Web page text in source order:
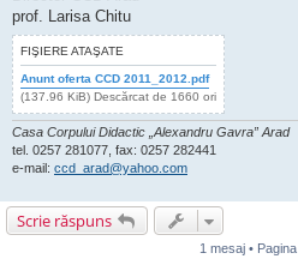
prof. Larisa Chitu
FIŞIERE ATAŞATE
Anunt oferta CCD 2011_2012.pdf
(137.96 KiB) Descărcat de 1660 ori
Casa Corpului Didactic „Alexandru Gavra” Arad
tel. 0257 281077, fax: 0257 282441
e-mail: ccd_arad@yahoo.com
Scrie răspuns
1 mesaj • Pagina